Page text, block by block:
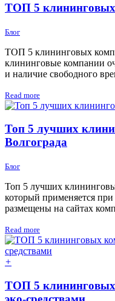
ТОП 5 клининговых
Блог
ТОП 5 клининговых
клининговые компании
и наличие свободного
Read more
Топ 5 лучших
Волгограда
Блог
Топ 5 лучших
который применяется
размещены на сайтах
Read more
+
ТОП 5